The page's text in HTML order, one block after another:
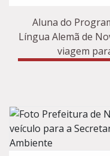
Aluna do
Língua Alemã de
viagem